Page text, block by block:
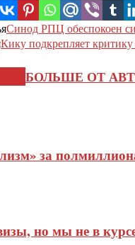
Синод РПЦ обеспокоен
Кику подкрепляет
БОЛЬШЕ ОТ
за
но мы не в